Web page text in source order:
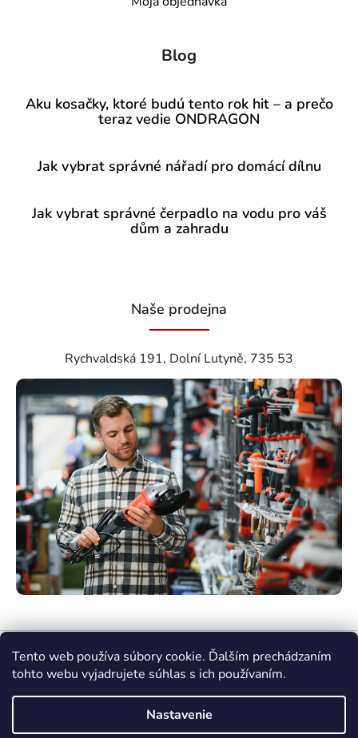
Tento web používa súbory cookie. Ďalším prechádzaním
tohto webu vyjadrujete súhlas s ich používaním.
Nastavenie
Blog
Aku kosačky, ktoré budú tento rok hit – a prečo
teraz vedie ONDRAGON
Jak vybrat správné nářadí pro domácí dílnu
Jak vybrat správné čerpadlo na vodu pro váš
dům a zahradu
Naše prodejna
Rychvaldská 191, Dolní Lutyně, 735 53